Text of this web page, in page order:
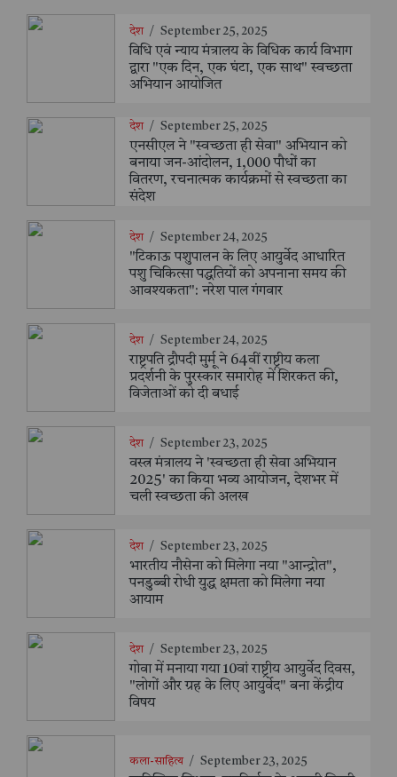
देश / September 25, 2025
विधि एवं न्याय मंत्रालय के विधिक कार्य विभाग
द्वारा "एक दिन, एक घंटा, एक साथ" स्वच्छता
अभियान आयोजित
देश / September 25, 2025
एनसीएल ने "स्वच्छता ही सेवा" अभियान को
बनाया जन-आंदोलन, 1,000 पौधों का
वितरण, रचनात्मक कार्यक्रमों से स्वच्छता का
संदेश
देश / September 24, 2025
"टिकाऊ पशुपालन के लिए आयुर्वेद आधारित
पशु चिकित्सा पद्धतियों को अपनाना समय की
आवश्यकता": नरेश पाल गंगवार
देश / September 24, 2025
राष्ट्रपति द्रौपदी मुर्मू ने 64वीं राष्ट्रीय कला
प्रदर्शनी के पुरस्कार समारोह में शिरकत की,
विजेताओं को दी बधाई
देश / September 23, 2025
वस्त्र मंत्रालय ने 'स्वच्छता ही सेवा अभियान
2025' का किया भव्य आयोजन, देशभर में
चली स्वच्छता की अलख
देश / September 23, 2025
भारतीय नौसेना को मिलेगा नया "आन्द्रोत",
पनडुब्बी रोधी युद्ध क्षमता को मिलेगा नया
आयाम
देश / September 23, 2025
गोवा में मनाया गया 10वां राष्ट्रीय आयुर्वेद दिवस,
"लोगों और ग्रह के लिए आयुर्वेद" बना केंद्रीय
विषय
कला-साहित्य / September 23, 2025